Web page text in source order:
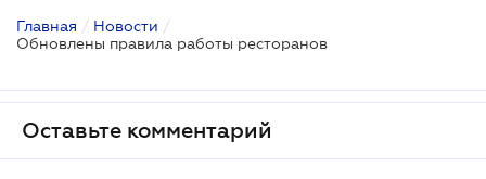
Главная / Новости /
Обновлены правила работы ресторанов
Оставьте комментарий